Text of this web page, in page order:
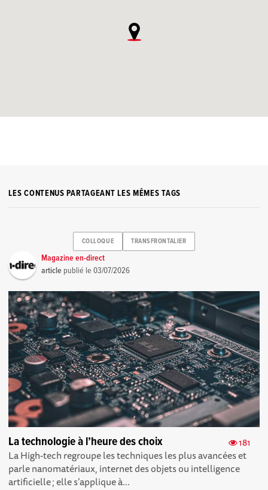
LES CONTENUS PARTAGEANT LES MÊMES TAGS
COLLOQUE TRANSFRONTALIER
Magazine en-direct
article publié le03/07/2026
181
La technologie à l’heure des choix
La High-tech regroupe les techniques les plus avancées et
parle nanomatériaux, internet des objets ou intelligence
artificielle ; elle s’applique à...